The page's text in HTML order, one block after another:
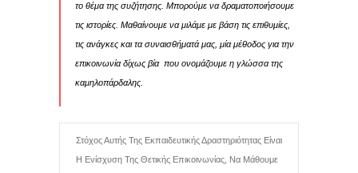
το θέμα της συζήτησης. Μπορούμε να δραματοποιήσουμε
τις ιστορίες. Μαθαίνουμε να μιλάμε με βάση τις επιθυμίες,
τις ανάγκες και τα συναισθήματά μας, μία μέθοδος για την
επικοινωνία δίχως βία που ονομάζουμε η γλώσσα της
καμηλοπάρδαλης.
Στόχος Αυτής Της Εκπαιδευτικής Δραστηριότητας Είναι
Η Ενίσχυση Της Θετικής Επικοινωνίας, Να Μάθουμε